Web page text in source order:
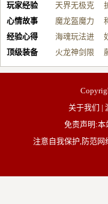
玩家经验
天界无极克
制…
心情故事
魔龙盔魔力
增…
经验心得
海魂玩法进
阶…
顶级装备
火龙神剑限
制…
关于我们 |
免责声明:本
注意自我保护,防范网